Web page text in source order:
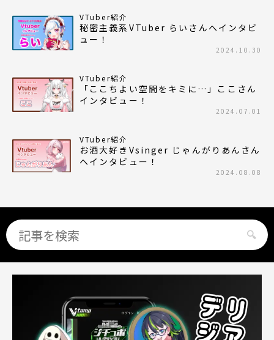
VTuber紹介
秘密主義系VTuber らいさんへインタビ
ュー！
2024.10.30
VTuber紹介
「ここちよい空間をキミに…」ここさん
インタビュー！
2024.07.01
VTuber紹介
お酒大好きVsinger じゃんがりあんさん
へインタビュー！
2024.08.08